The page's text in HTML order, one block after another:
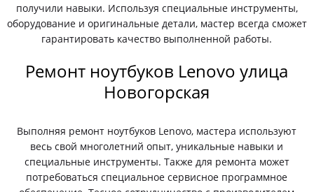
получили навыки. Используя специальные инструменты,
оборудование и оригинальные детали, мастер всегда сможет
гарантировать качество выполненной работы.
Ремонт ноутбуков Lenovo улица
Новогорская
Выполняя ремонт ноутбуков Lenovo, мастера используют
весь свой многолетний опыт, уникальные навыки и
специальные инструменты. Также для ремонта может
потребоваться специальное сервисное программное